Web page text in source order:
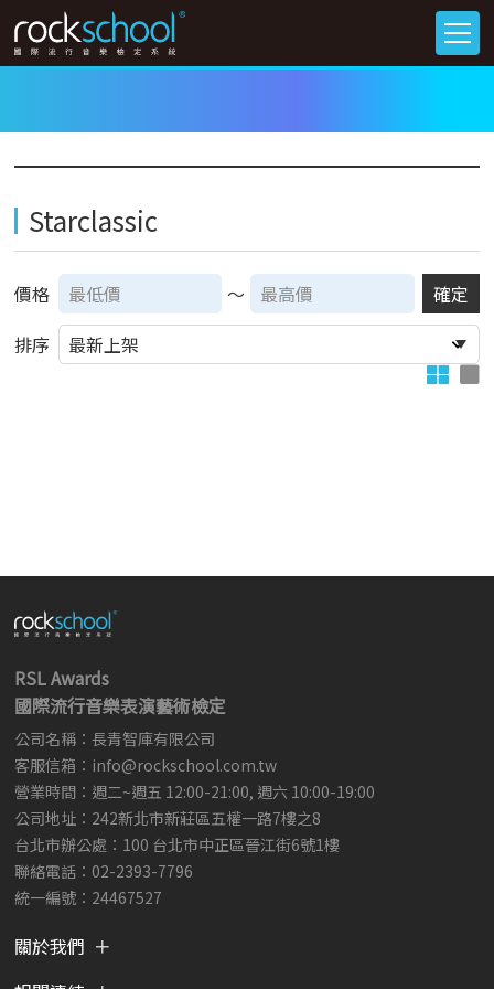
Starclassic
價格 ～
確定
排序
RSL Awards
國際流行音樂表演藝術檢定
公司名稱：長青智庫有限公司
客服信箱： info@rockschool.com.tw ​
營業時間：週二~週五 12:00-21:00, 週六 10:00-19:00
公司地址：242新北市新莊區五權一路7樓之8
台北市辦公處：100 台北市中正區晉江街6號1樓
聯絡電話：02-2393-7796
統一編號：24467527
關於我們